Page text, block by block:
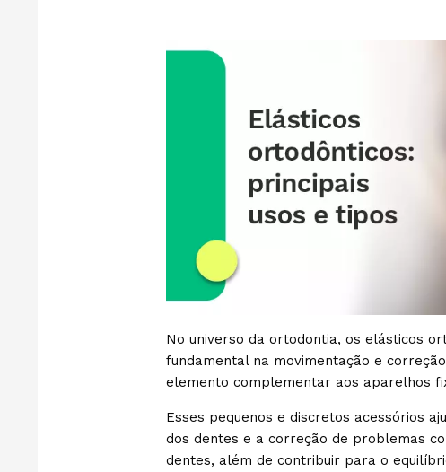
No universo da ortodontia, os elásticos
fundamental na movimentação e
elemento complementar aos aparelhos
Esses pequenos e discretos acessórios
dos dentes e a correção de problemas
dentes, além de contribuir para o